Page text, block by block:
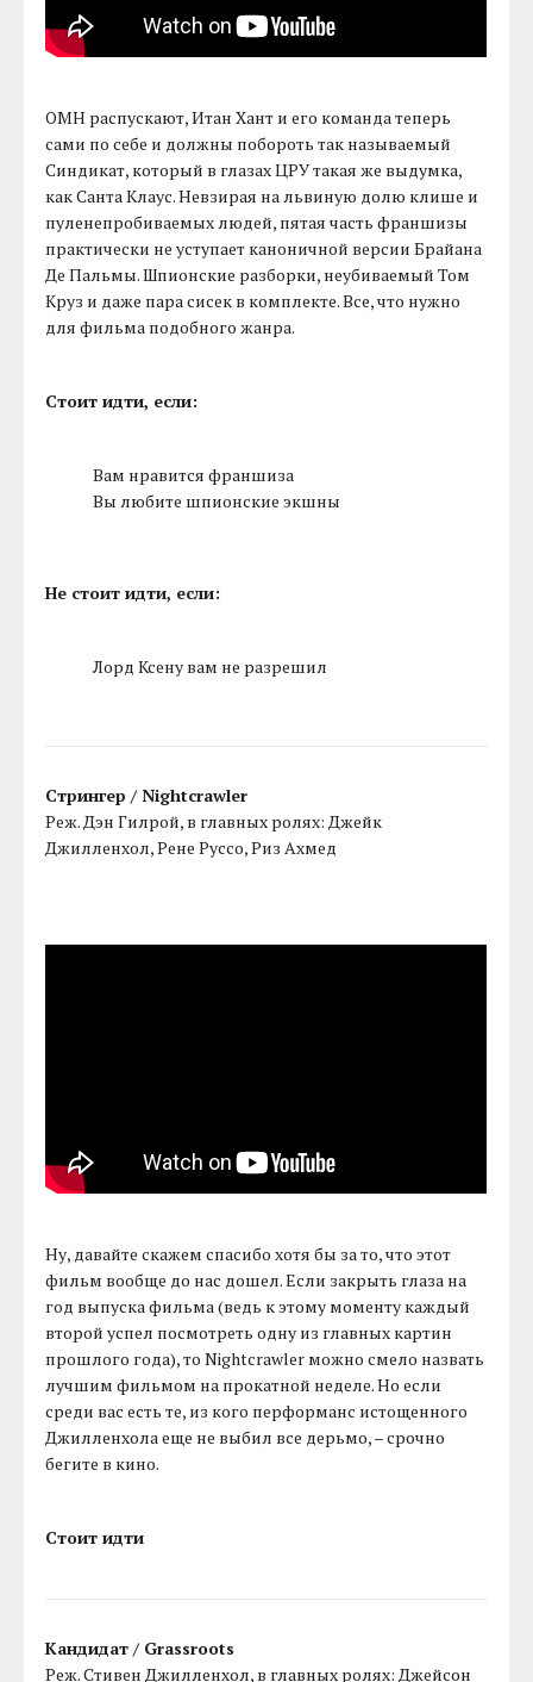
ОМН распускают, Итан Хант и его команда теперь
сами по себе и должны побороть так называемый
Синдикат, который в глазах ЦРУ такая же выдумка,
как Санта Клаус. Невзирая на львиную долю клише и
пуленепробиваемых людей, пятая часть франшизы
практически не уступает каноничной версии Брайана
Де Пальмы. Шпионские разборки, неубиваемый Том
Круз и даже пара сисек в комплекте. Все, что нужно
для фильма подобного жанра.
Стоит идти, если:
Вам нравится франшиза
Вы любите шпионские экшны
Не стоит идти, если:
Лорд Ксену вам не разрешил
Стрингер / Nightcrawler
Реж. Дэн Гилрой, в главных ролях: Джейк
Джилленхол, Рене Руссо, Риз Ахмед
Ну, давайте скажем спасибо хотя бы за то, что этот
фильм вообще до нас дошел. Если закрыть глаза на
год выпуска фильма (ведь к этому моменту каждый
второй успел посмотреть одну из главных картин
прошлого года), то Nightcrawler можно смело назвать
лучшим фильмом на прокатной неделе. Но если
среди вас есть те, из кого перформанс истощенного
Джилленхола еще не выбил все дерьмо, – срочно
бегите в кино.
Стоит идти
Кандидат / Grassroots
Реж. Стивен Джилленхол, в главных ролях: Джейсон